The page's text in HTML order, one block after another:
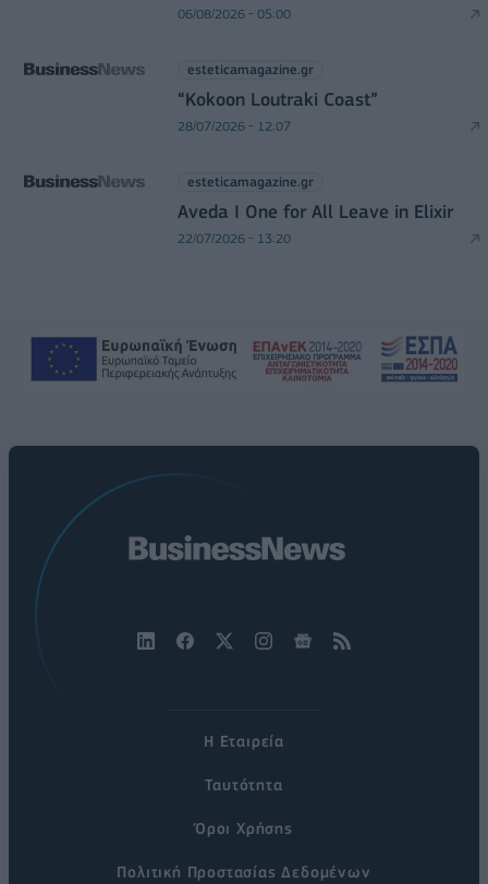
06/08/2026 - 05:00
esteticamagazine.gr
“Kokoon Loutraki Coast”
28/07/2026 - 12:07
esteticamagazine.gr
Aveda I One for All Leave in Elixir
22/07/2026 - 13:20
Η Εταιρεία
Ταυτότητα
Όροι Χρήσης
Πολιτική Προστασίας Δεδομένων